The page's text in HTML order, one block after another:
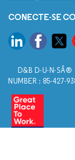
CONECTE-SE
D&B D-U-N-SÂ®
NUMBER : 85-427-